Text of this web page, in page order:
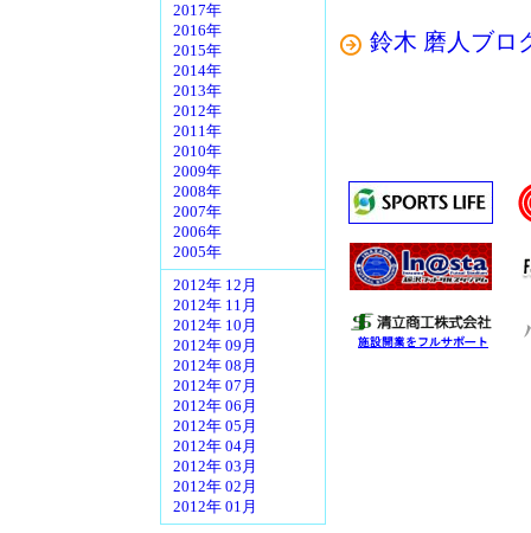
2017年
2016年
2015年
2014年
2013年
2012年
2011年
2010年
2009年
2008年
2007年
2006年
2005年
2012年 12月
2012年 11月
2012年 10月
2012年 09月
2012年 08月
2012年 07月
2012年 06月
2012年 05月
2012年 04月
2012年 03月
2012年 02月
2012年 01月
鈴木 磨人ブロ